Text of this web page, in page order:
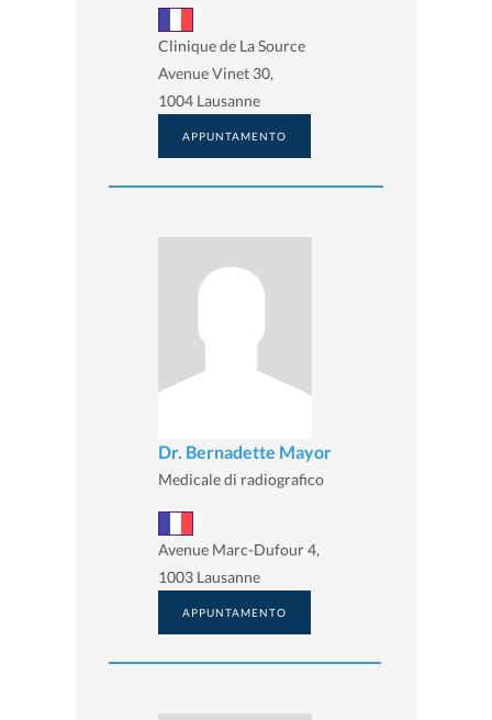
Clinique de La Source
Avenue Vinet 30,
1004 Lausanne
APPUNTAMENTO
Dr. Bernadette Mayor
Medicale di radiografico
Avenue Marc-Dufour 4,
1003 Lausanne
APPUNTAMENTO